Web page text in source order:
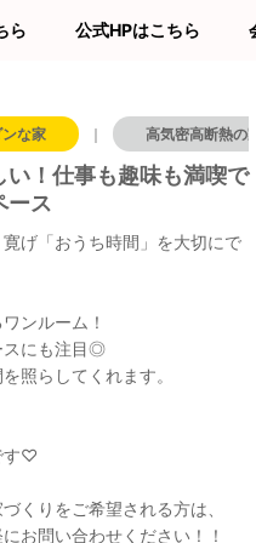
ら 公式HPはこちら
な家 ｜ 高気密高断熱の家
！仕事も趣味も満喫で
ース
げ「おうち時間」を大切にで
ンルーム！
スにも注目◎
照らしてくれます。
す♡
くりをご希望される方は、
お問い合わせください！！